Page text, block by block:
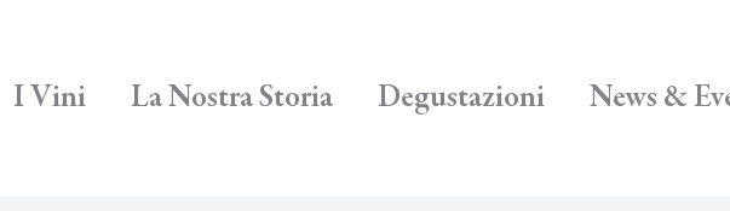
I Vini La Nostra Storia Degustazioni News &